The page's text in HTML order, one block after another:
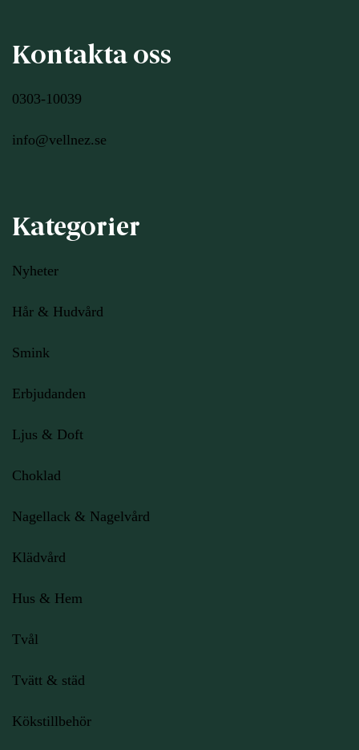
Kontakta oss
0303-10039
info@vellnez.se
Kategorier
Nyheter
Hår & Hudvård
Smink
Erbjudanden
Ljus & Doft
Choklad
Nagellack & Nagelvård
Klädvård
Hus & Hem
Tvål
Tvätt & städ
Kökstillbehör